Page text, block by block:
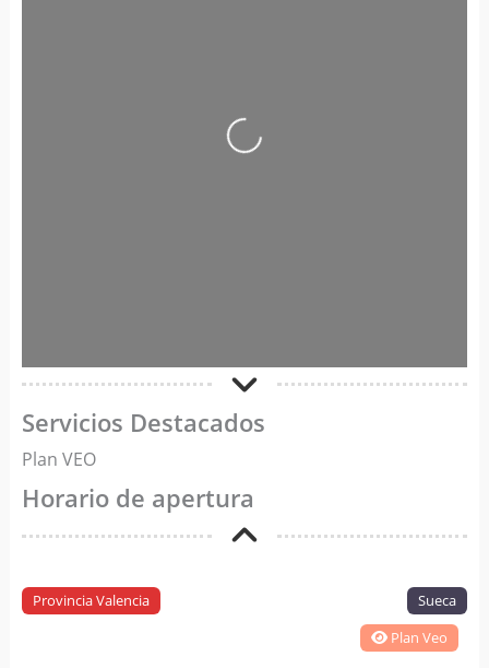
Cargando…
Servicios Destacados
Plan VEO
Horario de apertura
Provincia Valencia
Sueca
Plan Veo